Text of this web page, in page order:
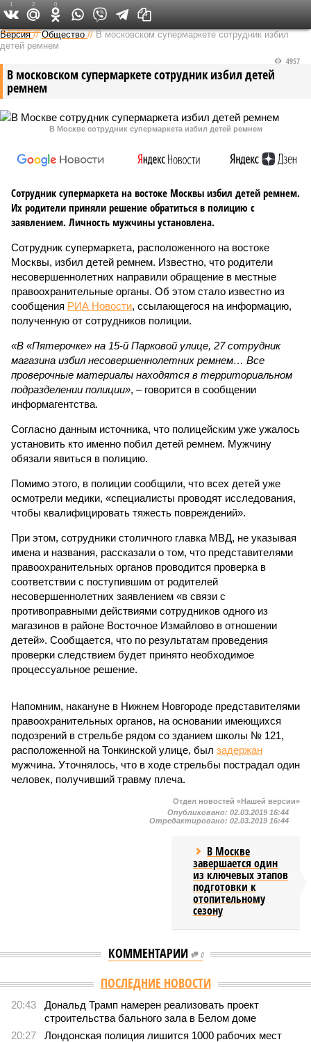
Федеральный выпуск
Версия //Общество //В московском супермаркете сотрудник избил
детей ремнем
В московском супермаркете сотрудник избил детей
ремнем
4957
В Москве сотрудник супермаркета избил детей ремнем
Сотрудник супермаркета на востоке Москвы избил детей ремнем.
Их родители приняли решение обратиться в полицию с
заявлением. Личность мужчины установлена.
Сотрудник супермаркета, расположенного на востоке
Москвы, избил детей ремнем. Известно, что родители
несовершеннолетних направили обращение в местные
правоохранительные органы. Об этом стало известно из
сообщения РИА Новости, ссылающегося на информацию,
полученную от сотрудников полиции.
«В «Пятерочке» на 15-й Парковой улице, 27 сотрудник
магазина избил несовершеннолетних ремнем… Все
проверочные материалы находятся в территориальном
подразделении полиции», – говорится в сообщении
информагентства.
Согласно данным источника, что полицейским уже ужалось
установить кто именно побил детей ремнем. Мужчину
обязали явиться в полицию.
Помимо этого, в полиции сообщили, что всех детей уже
осмотрели медики, «специалисты проводят исследования,
чтобы квалифицировать тяжесть повреждений».
При этом, сотрудники столичного главка МВД, не указывая
имена и названия, рассказали о том, что представителями
правоохранительных органов проводится проверка в
соответствии с поступившим от родителей
несовершеннолетних заявлением «в связи с
противоправными действиями сотрудников одного из
магазинов в районе Восточное Измайлово в отношении
детей». Сообщается, что по результатам проведения
проверки следствием будет принято необходимое
процессуальное решение.
Напомним, накануне в Нижнем Новгороде представителями
правоохранительных органов, на основании имеющихся
подозрений в стрельбе рядом со зданием школы № 121,
расположенной на Тонкинской улице, был задержан
мужчина. Уточнялось, что в ходе стрельбы пострадал один
человек, получивший травму плеча.
1 2 0
Отдел новостей «Нашей версии»
Опубликовано: 02.03.2019 16:44
Отредактировано: 02.03.2019 16:44
В Москве
завершается один
из ключевых этапов
подготовки к
отопительному
сезону
КОММЕНТАРИИ 0
ПОСЛЕДНИЕ НОВОСТИ
20:43
Дональд Трамп намерен реализовать проект
строительства бального зала в Белом доме
20:27
Лондонская полиция лишится 1000 рабочих мест